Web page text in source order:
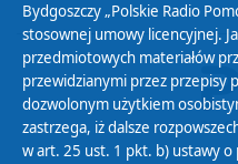
Bydgoszczy „Polskie Radio
stosownej umowy licencyjnej.
przedmiotowych materiałów
przewidzianymi przez przepisy
dozwolonym użytkiem
zastrzega, iż dalsze
w art. 25 ust. 1 pkt. b) ustawy